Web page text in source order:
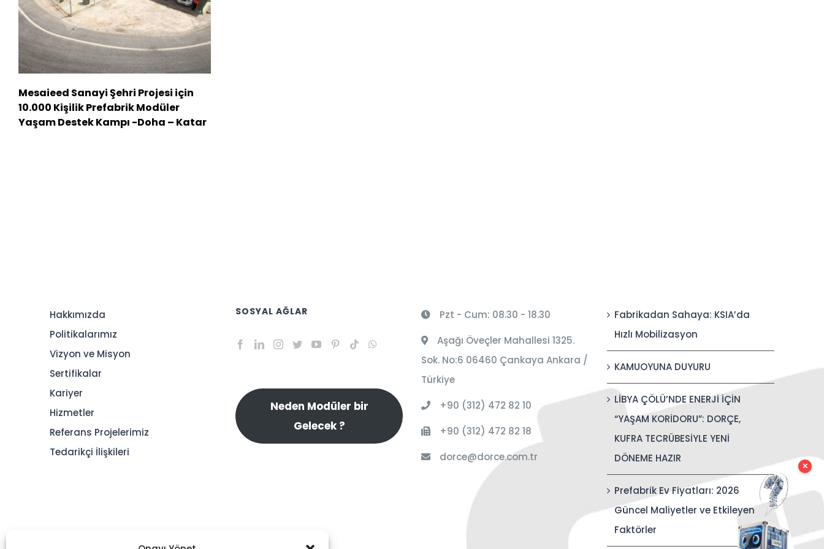
Mesaieed Sanayi Şehri Projesi için
10.000 Kişilik Prefabrik Modüler
Yaşam Destek Kampı -Doha – Katar
Hakkımızda
Politikalarımız
Vizyon ve Misyon
Sertifikalar
Kariyer
Hizmetler
Referans Projelerimiz
Tedarikçi İlişkileri
SOSYAL AĞLAR
Neden Modüler bir
Gelecek ?
Pzt - Cum: 08.30 - 18.30
Aşağı Öveçler Mahallesi 1325.
Sok. No:6 06460 Çankaya Ankara /
Türkiye
+90 (312) 472 82 10
+90 (312) 472 82 18
dorce@dorce.com.tr
Fabrikadan Sahaya: KSIA’da
Hızlı Mobilizasyon
KAMUOYUNA DUYURU
LİBYA ÇÖLÜ’NDE ENERJİ İÇİN
“YAŞAM KORİDORU”: DORÇE,
KUFRA TECRÜBESİYLE YENİ
DÖNEME HAZIR
Prefabrik Ev Fiyatları: 2026
Güncel Maliyetler ve Etkileyen
Faktörler
✕